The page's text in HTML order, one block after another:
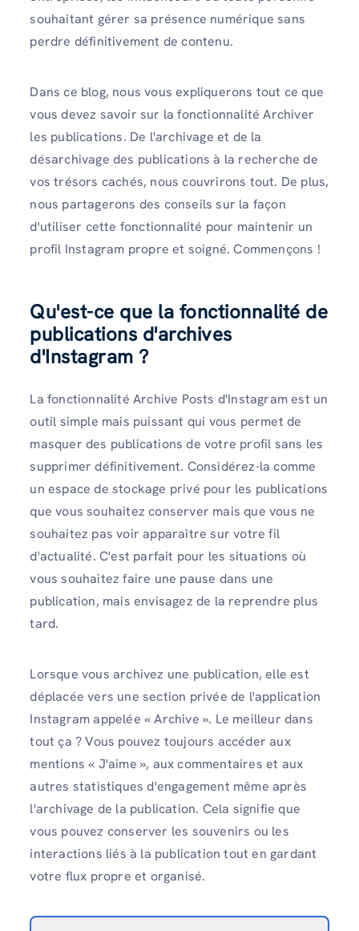
souhaitant gérer sa présence numérique sans
perdre définitivement de contenu.
Dans ce blog, nous vous expliquerons tout ce que
vous devez savoir sur la fonctionnalité Archiver
les publications. De l'archivage et de la
désarchivage des publications à la recherche de
vos trésors cachés, nous couvrirons tout. De plus,
nous partagerons des conseils sur la façon
d'utiliser cette fonctionnalité pour maintenir un
profil Instagram propre et soigné. Commençons !
Qu'est-ce que la fonctionnalité de
publications d'archives
d'Instagram ?
La fonctionnalité Archive Posts d'Instagram est un
outil simple mais puissant qui vous permet de
masquer des publications de votre profil sans les
supprimer définitivement. Considérez-la comme
un espace de stockage privé pour les publications
que vous souhaitez conserver mais que vous ne
souhaitez pas voir apparaître sur votre fil
d'actualité. C'est parfait pour les situations où
vous souhaitez faire une pause dans une
publication, mais envisagez de la reprendre plus
tard.
Lorsque vous archivez une publication, elle est
déplacée vers une section privée de l'application
Instagram appelée « Archive ». Le meilleur dans
tout ça ? Vous pouvez toujours accéder aux
mentions « J'aime », aux commentaires et aux
autres statistiques d'engagement même après
l'archivage de la publication. Cela signifie que
vous pouvez conserver les souvenirs ou les
interactions liés à la publication tout en gardant
votre flux propre et organisé.